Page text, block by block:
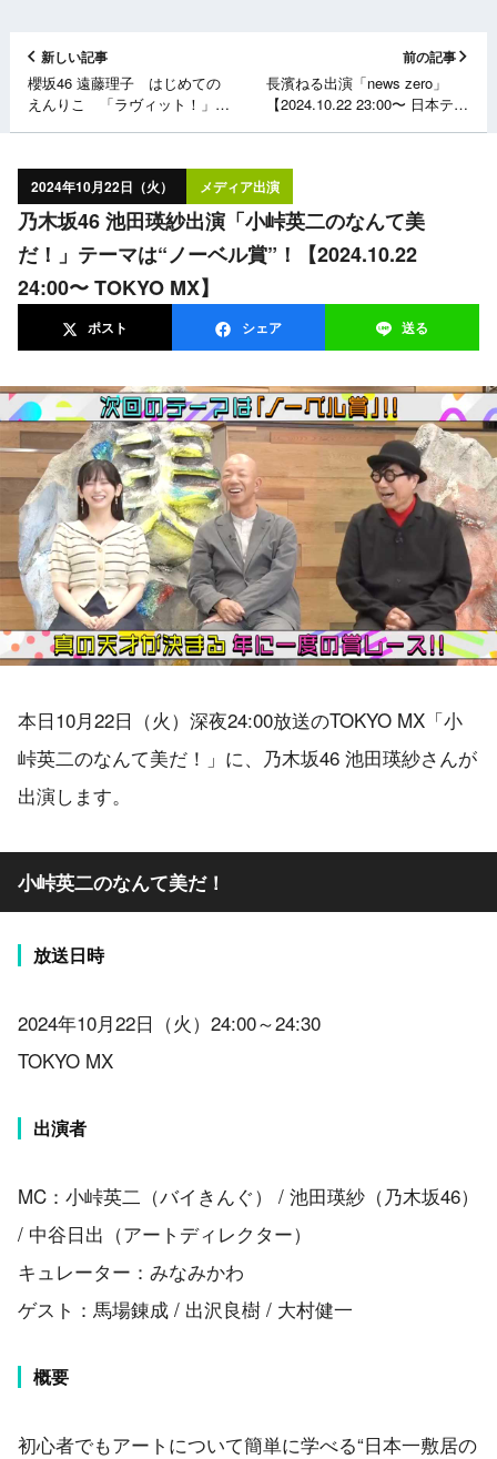
新しい記事
櫻坂46 遠藤理子 はじめての
えんりこ 「ラヴィット！」レ
前の記事
長濱ねる出演「news zero」
【2024.10.22 23:00〜 日本テレ
2024年10月22日（火） メディア出演
乃木坂46 池田瑛紗出演「小峠英二のなんて美
だ！」テーマは“ノーベル賞”！【2024.10.22
24:00〜 TOKYO MX】
ポスト シェア 送る
本日10月22日（火）深夜24:00放送のTOKYO MX「小
峠英二のなんて美だ！」に、乃木坂46 池田瑛紗さんが
出演します。
小峠英二のなんて美だ！
放送日時
2024年10月22日（火）24:00～24:30
TOKYO MX
出演者
MC：小峠英二（バイきんぐ） / 池田瑛紗（乃木坂46）
/ 中谷日出（アートディレクター）
キュレーター：みなみかわ
ゲスト：馬場錬成 / 出沢良樹 / 大村健一
概要
初心者でもアートについて簡単に学べる“日本一敷居の